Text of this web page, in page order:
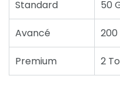
Standard 50
Avancé 200
Premium 2 To